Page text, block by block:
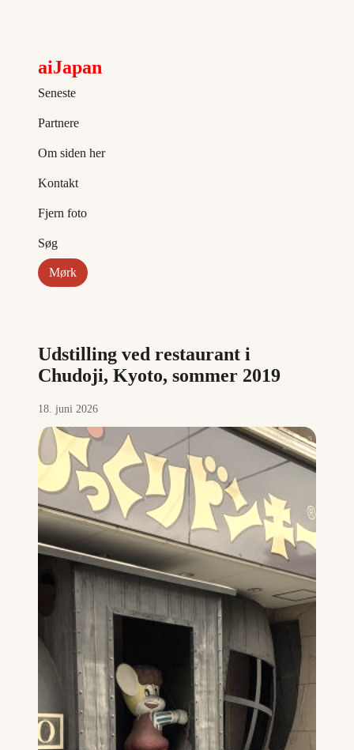
aiJapan
Seneste
Partnere
Om siden her
Kontakt
Fjern foto
Søg
Mørk
Udstilling ved restaurant i
Chudoji, Kyoto, sommer 2019
18. juni 2026